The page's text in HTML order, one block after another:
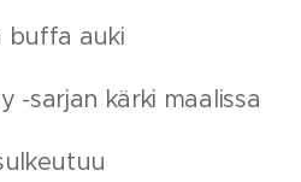
buffa auki
-sarjan kärki maalissa